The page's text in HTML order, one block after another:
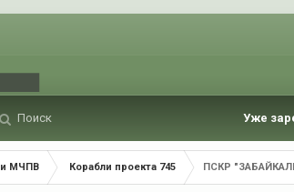
Поиск Уже
МЧПВ Корабли проекта 745 ПСКР